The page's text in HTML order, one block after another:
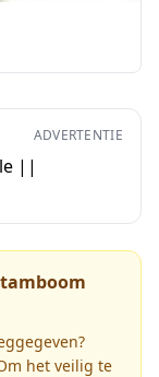
ADVERTENTIE
||
het veilig te